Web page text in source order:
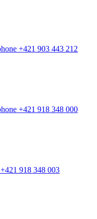
+421 903 443 212
+421 918 348 000
+421 918 348 003